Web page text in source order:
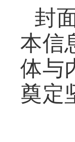
封
本信
体与
奠定